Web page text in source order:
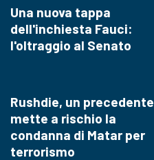
Una nuova tappa
dell'inchiesta Fauci:
l'oltraggio al Senato
Rushdie, un precedente
mette a rischio la
condanna di Matar per
terrorismo